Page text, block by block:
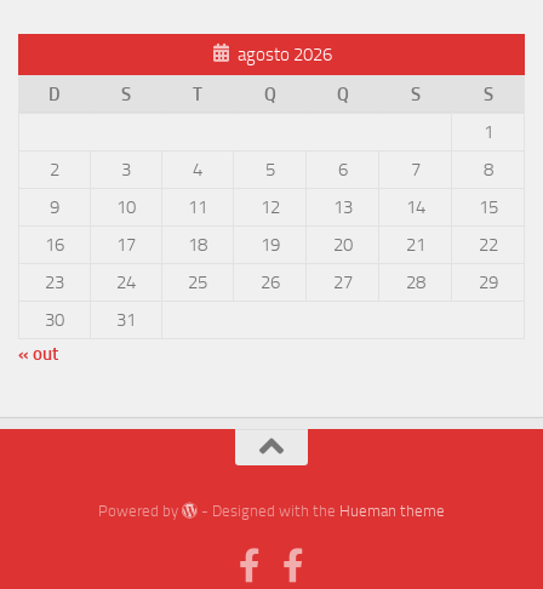
agosto 2026
D
S T Q Q S
S
1
2
3 4 5 6 7
8
9
10 11 12 13 14
15
16
17 18 19 20 21
22
23
24 25 26 27 28
29
30
31
« out
Powered by - Designed with the Hueman theme